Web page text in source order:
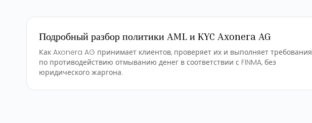
Подробный разбор политики AML и KYC Axonera AG
Как Axonera AG принимает клиентов, проверяет их и выполняет требования
по противодействию отмыванию денег в соответствии с FINMA, без
юридического жаргона.